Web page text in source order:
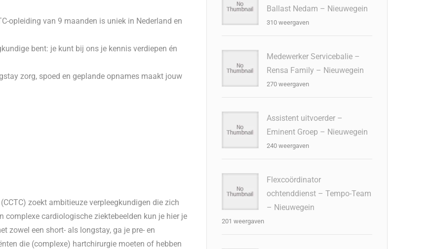
opleiding van 9 maanden is uniek in Nederland en
bent: je kunt bij ons je kennis verdiepen én
zorg, spoed en geplande opnames maakt jouw
zoekt ambitieuze verpleegkundigen die zich
cardiologische ziektebeelden kun je hier je
zowel een short- als longstay, ga je pre- en
die (complexe) hartchirurgie moeten of hebben
Ballast Nedam – Nieuwegein
310 weergaven
Medewerker Servicebalie –
Rensa Family – Nieuwegein
270 weergaven
Assistent uitvoerder –
Eminent Groep – Nieuwegein
240 weergaven
Flexcoördinator
ochtenddienst – Tempo-Team
– Nieuwegein
201 weergaven